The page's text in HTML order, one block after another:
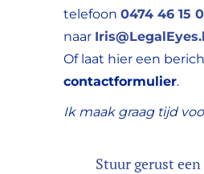
telefoon 0474 46 15
naar
Of laat hier een
contactformulier.
Ik maak graag tijd
Stuur gerust